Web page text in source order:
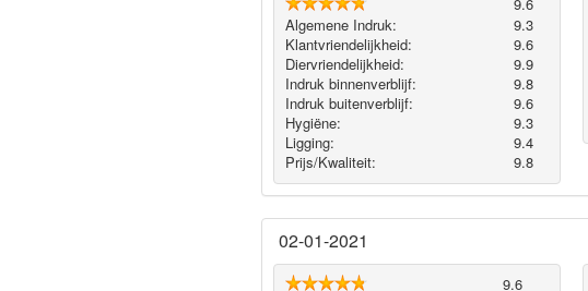
Algemene Indruk:
9.3
Klantvriendelijkheid:
9.6
Diervriendelijkheid:
9.9
Indruk binnenverblijf:
9.8
Indruk buitenverblijf:
9.6
Hygiëne‎:
9.3
Ligging:
9.4
Prijs/Kwaliteit:
9.8
02-01-2021
9.6